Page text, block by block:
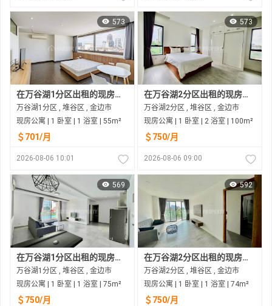
573
在万谷湖1分区出租的现房公寓
万谷湖1分区 , 堆谷区 , 金边市
现房公寓 | 1 卧室 | 1 浴室 | 55m²
＄701/月
2026-08-06 10:01
573
在万谷湖2分区出租的现房公寓
万谷湖2分区 , 堆谷区 , 金边市
现房公寓 | 1 卧室 | 2 浴室 | 100m²
＄750/月
2026-08-06 09:00
569
在万谷湖1分区出租的现房公寓
万谷湖1分区 , 堆谷区 , 金边市
现房公寓 | 1 卧室 | 1 浴室 | 75m²
＄750/月
592
在万谷湖2分区出租的现房公寓
万谷湖2分区 , 堆谷区 , 金边市
现房公寓 | 1 卧室 | 1 浴室 | 74m²
＄750/月